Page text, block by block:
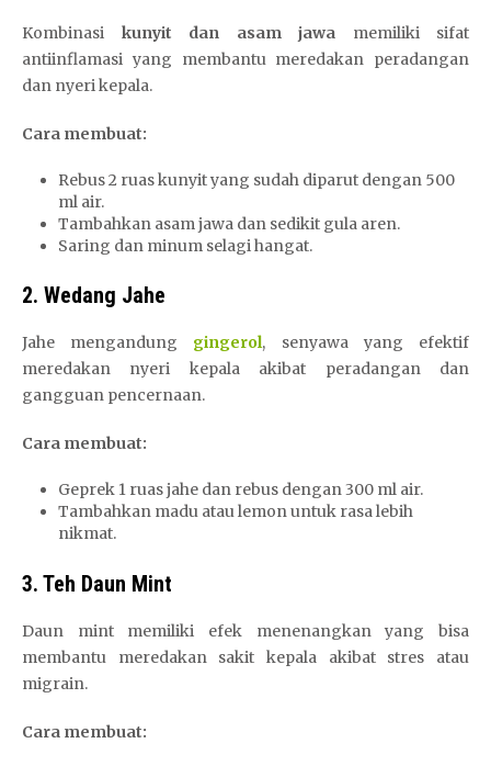
Kombinasi kunyit dan asam jawa memiliki sifat
antiinflamasi yang membantu meredakan peradangan
dan nyeri kepala.
Cara membuat:
Rebus 2 ruas kunyit yang sudah diparut dengan 500
ml air.
Tambahkan asam jawa dan sedikit gula aren.
Saring dan minum selagi hangat.
2. Wedang Jahe
Jahe mengandung gingerol, senyawa yang efektif
meredakan nyeri kepala akibat peradangan dan
gangguan pencernaan.
Cara membuat:
Geprek 1 ruas jahe dan rebus dengan 300 ml air.
Tambahkan madu atau lemon untuk rasa lebih
nikmat.
3. Teh Daun Mint
Daun mint memiliki efek menenangkan yang bisa
membantu meredakan sakit kepala akibat stres atau
migrain.
Cara membuat: